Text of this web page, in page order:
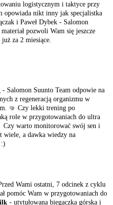
logistycznym i taktyce przy
opowiada nikt inny jak specjalistka
i Paweł Dybek - Salomon
pozwoli Wam się jeszcze
za 2 miesiące.
Salomon Suunto Team odpowie na
z regeneracją organizmu w
🤜 Czy lekki trening po
role w przygotowaniach do ultra
Czy warto monitorować swój sen i
wiele, a dawka wiedzy na
:)
Wami ostatni, 7 odcinek z cyklu
Wam w przygotowaniach do
- utytułowana biegaczka górska i